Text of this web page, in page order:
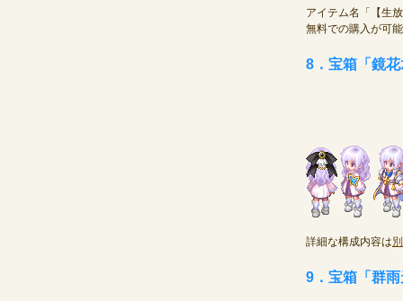
アイテム名「【生
無料での購入が可
8．宝箱「鏡
詳細な構成内容は
9．宝箱「群